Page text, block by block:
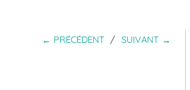
← PRÉCÉDENT / SUIVANT →